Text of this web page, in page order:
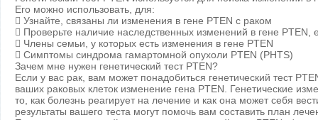
Его можно использовать, для:
 Узнайте, связаны ли изменения в гене PTEN с раком
 Проверьте наличие наследственных изменений в гене PTEN,
 Члены семьи, у которых есть изменения в гене PTEN
 Симптомы синдрома гамартомной опухоли PTEN (PHTS)
Зачем мне нужен генетический тест PTEN?
Если у вас рак, вам может понадобиться генетический тест
ваших раковых клеток изменение гена PTEN. Генетические
то, как болезнь реагирует на лечение и как она может себя
результаты вашего теста могут помочь вам составить план